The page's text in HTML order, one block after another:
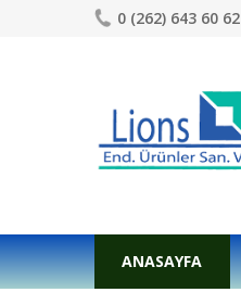
0 (262) 643 60 62
ANASAYFA